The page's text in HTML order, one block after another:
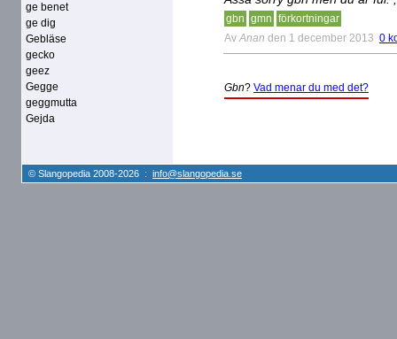
ge benet
ge dig
Gebläse
gecko
geez
Gegge
geggmutta
Gejda
gbn gmn förkortningar
Av Anan den 1 december 2013 0
Gbn? Vad menar du med det?
© Slangopedia 2008-2026 : info@slangopedia.se